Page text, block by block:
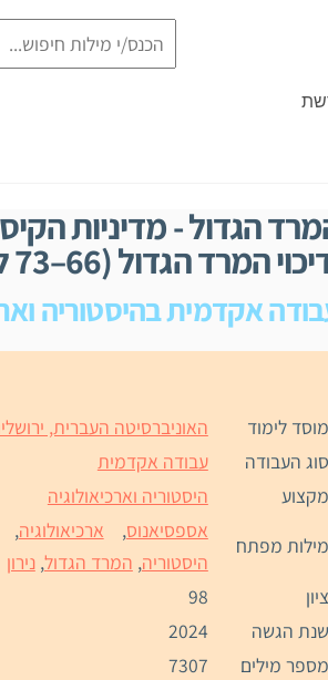
הגדול - מדיניות
המרד הגדול (66–73 לספירה)
אקדמית בהיסטוריה
מוסד לימוד
האוניברסיטה העברית,
סוג העבודה
עבודה אקדמית
מקצוע
היסטוריה וארכיאולוגיה
מילות מפתח
אספסיאנוס, ארכיאולוגיה,
היסטוריה, המרד הגדול,נירון
ציון
98
שנת הגשה
2024
מספר מילים
7307